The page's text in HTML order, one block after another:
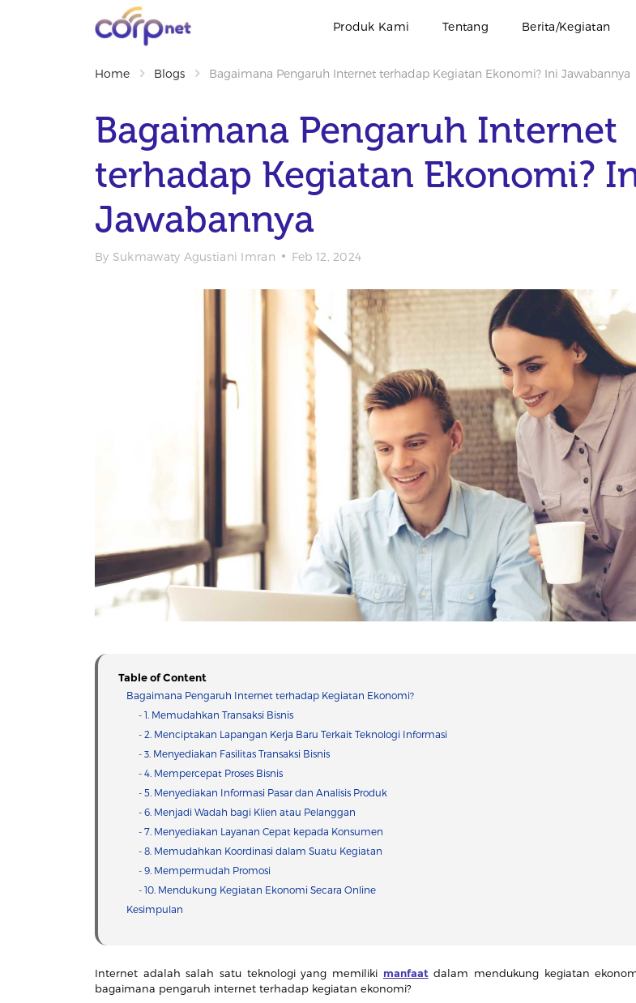
Produk Kami Tentang Berita/Kegiatan
Home Blogs Bagaimana Pengaruh Internet terhadap Kegiatan Ekonomi? Ini Jawabannya
Bagaimana Pengaruh Internet
terhadap Kegiatan Ekonomi?
Jawabannya
By Sukmawaty Agustiani Imran Feb 12, 2024
Table of Content
Bagaimana Pengaruh Internet terhadap Kegiatan Ekonomi?
- 1. Memudahkan Transaksi Bisnis
- 2. Menciptakan Lapangan Kerja Baru Terkait Teknologi Informasi
- 3. Menyediakan Fasilitas Transaksi Bisnis
- 4. Mempercepat Proses Bisnis
- 5. Menyediakan Informasi Pasar dan Analisis Produk
- 6. Menjadi Wadah bagi Klien atau Pelanggan
- 7. Menyediakan Layanan Cepat kepada Konsumen
- 8. Memudahkan Koordinasi dalam Suatu Kegiatan
- 9. Mempermudah Promosi
- 10. Mendukung Kegiatan Ekonomi Secara Online
Kesimpulan
Internet adalah salah satu teknologi yang memiliki manfaatdalam mendukung kegiatan
bagaimana pengaruh internet terhadap kegiatan ekonomi?